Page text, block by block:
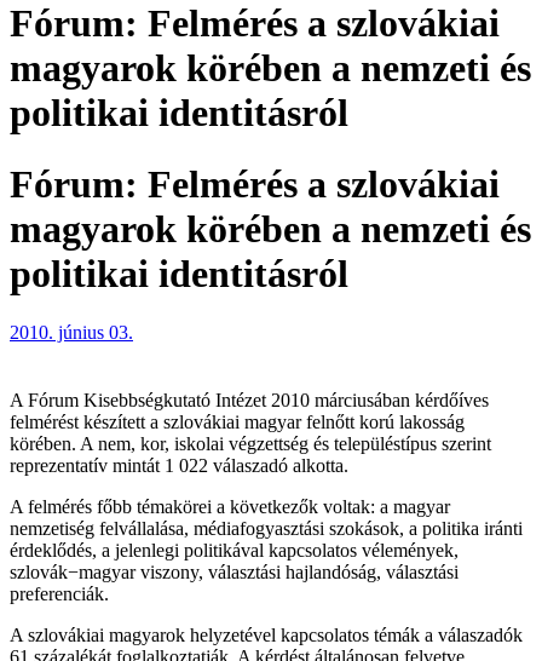
Fórum: Felmérés a szlovákiai
magyarok körében a nemzeti és
politikai identitásról
Fórum: Felmérés a szlovákiai
magyarok körében a nemzeti és
politikai identitásról
2010. június 03.
A Fórum Kisebbségkutató Intézet 2010 márciusában kérdőíves
felmérést készített a szlovákiai magyar felnőtt korú lakosság
körében. A nem, kor, iskolai végzettség és településtípus szerint
reprezentatív mintát 1 022 válaszadó alkotta.
A felmérés főbb témakörei a következők voltak: a magyar
nemzetiség felvállalása, médiafogyasztási szokások, a politika iránti
érdeklődés, a jelenlegi politikával kapcsolatos vélemények,
szlovák−magyar viszony, választási hajlandóság, választási
preferenciák.
A szlovákiai magyarok helyzetével kapcsolatos témák a válaszadók